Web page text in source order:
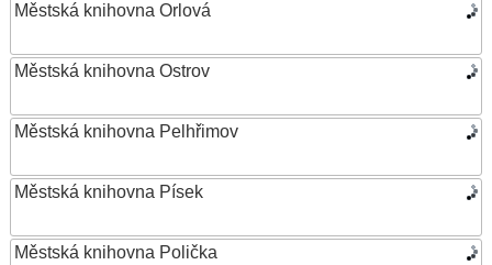
Městská knihovna Orlová
Městská knihovna Ostrov
Městská knihovna Pelhřimov
Městská knihovna Písek
Městská knihovna Polička